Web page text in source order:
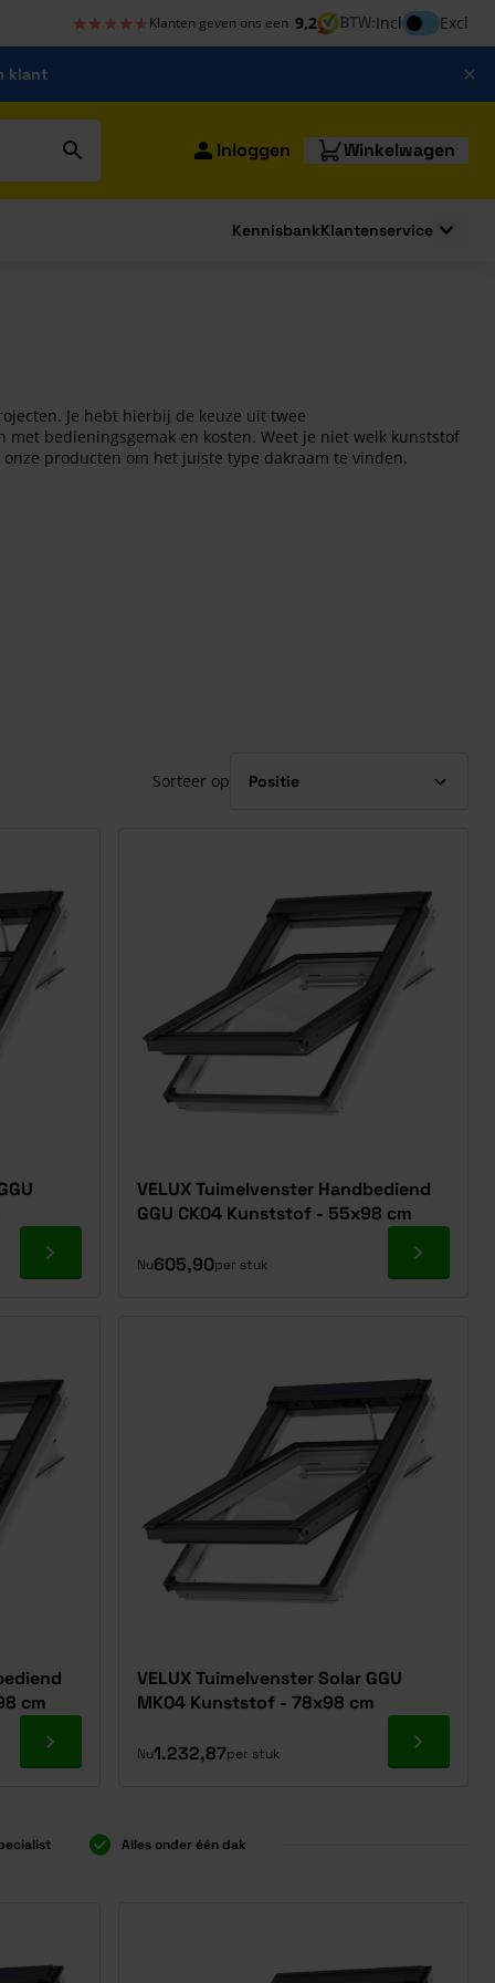
★★★★★
★★★★★ Klanten geven ons een 9,2 BTW:InclInclusief btw
Excl
klant
Inloggen Winkelwagen
for Bouwshop
KennisbankKlantenservice
Je hebt hierbij de keuze uit twee
bedieningsgemak en kosten. Weet je niet welk kunststof
producten om het juiste type dakraam te vinden.
Sorteer op
Ga naar product
VELUX Tuimelvenster Handbediend
GGU CK04 Kunststof - 55x98 cm
Nu605,90per stuk Ga naar
cm
Ga naar product
VELUX Tuimelvenster Solar GGU
MK04 Kunststof - 78x98 cm
Nu1.232,87per stuk Ga naar
Alles onder één dak